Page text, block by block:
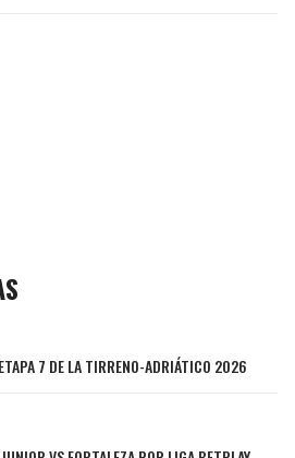
7 DE LA TIRRENO-ADRIÁTICO 2026